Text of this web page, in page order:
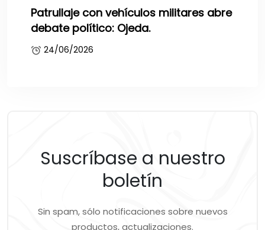
Patrullaje con vehículos militares abre
debate político: Ojeda.
24/06/2026
Suscríbase a nuestro
boletín
Sin spam, sólo notificaciones sobre nuevos
productos, actualizaciones.